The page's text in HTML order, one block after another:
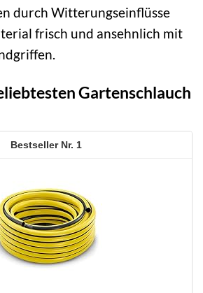
durch Witterungseinflüsse
frisch und ansehnlich mit
Gartenschlauch
1